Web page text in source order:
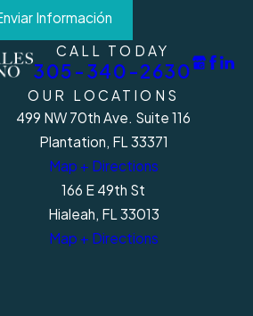
Información
CALL TODAY
305-340-2630
OUR LOCATIONS
499 NW 70th Ave. Suite 116
Plantation, FL 33371
Map + Directions
166 E 49th St
Hialeah, FL 33013
Map + Directions